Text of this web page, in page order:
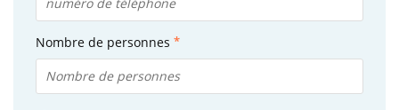
Nombre de personnes